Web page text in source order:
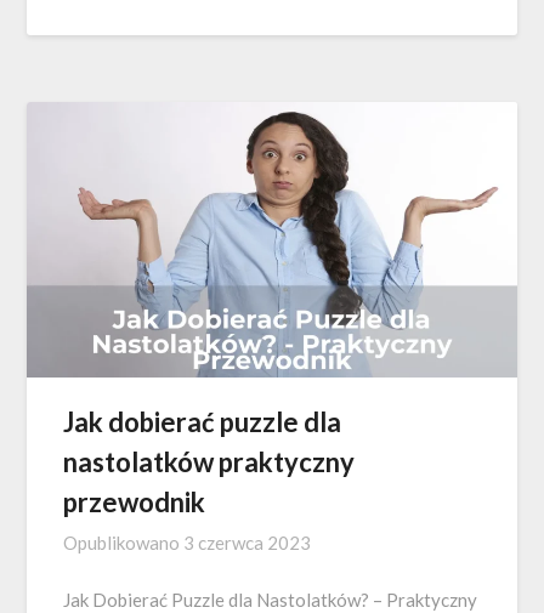
Jak dobierać puzzle dla
nastolatków praktyczny
przewodnik
Opublikowano 3 czerwca 2023
Jak Dobierać Puzzle dla Nastolatków? – Praktyczny